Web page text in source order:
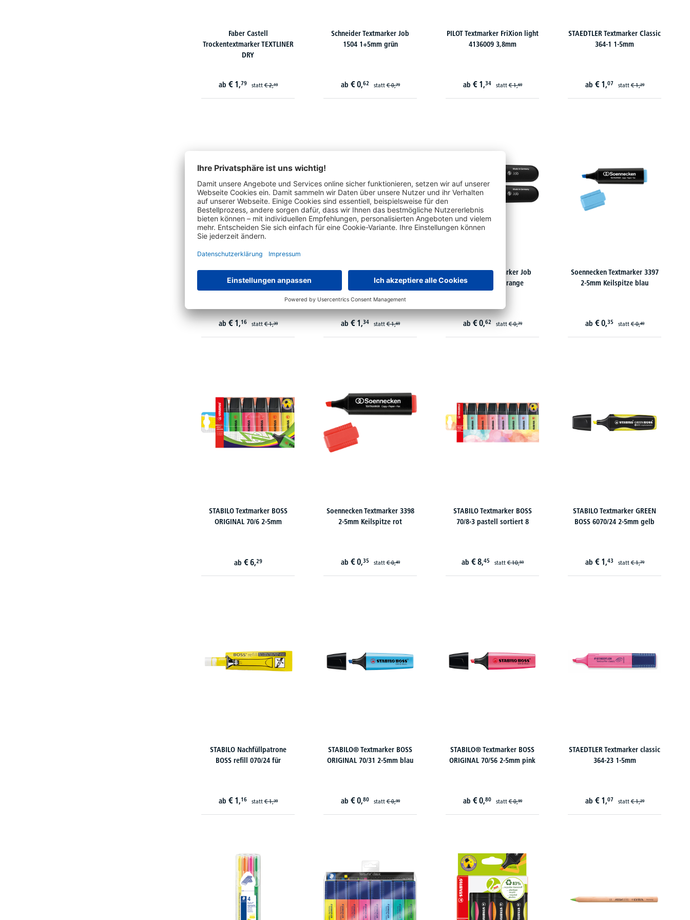
Faber Castell
Trockentextmarker TEXTLINER
DRY
ab € 1,79 statt€ 2,19
Schneider Textmarker Job
1504 1+5mm grün
ab € 0,62 statt€ 0,79
PILOT Textmarker FriXion light
4136009 3,8mm
ab € 1,34 statt€ 1,69
STAEDTLER Textmarker Classic
364-1 1-5mm
ab € 1,07 statt€ 1,29
STABILO Nachfüllpatrone
BOSS refill 070/54 für
ab€ 1,16 statt€ 1,39
PILOT Textmarker FriXion light
4136005 3,8mm
ab€ 1,34 statt€ 1,69
Schneider Textmarker Job
1506 1+5mm orange
ab€ 0,62 statt€ 0,79
Soennecken Textmarker 3397
2-5mm Keilspitze blau
ab € 0,35 statt€ 0,49
STABILO Textmarker BOSS
ORIGINAL 70/6 2-5mm
ab € 6,29
Soennecken Textmarker 3398
2-5mm Keilspitze rot
ab € 0,35 statt€ 0,49
STABILO Textmarker BOSS
70/8-3 pastell sortiert 8
ab € 8,45 statt€ 10,59
STABILO Textmarker GREEN
BOSS 6070/24 2-5mm gelb
ab € 1,43 statt€ 1,79
STABILO Nachfüllpatrone
BOSS refill 070/24 für
ab € 1,16 statt€ 1,39
STABILO® Textmarker BOSS
ORIGINAL 70/31 2-5mm blau
ab € 0,80 statt€ 0,99
STABILO® Textmarker BOSS
ORIGINAL 70/56 2-5mm pink
ab € 0,80 statt€ 0,99
STAEDTLER Textmarker classic
364-23 1-5mm
ab € 1,07 statt€ 1,29